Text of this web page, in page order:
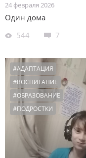
24 февраля 2026
Один дома
544
7
#АДАПТАЦИЯ
#ВОСПИТАНИЕ
#ОБРАЗОВАНИЕ
#ПОДРОСТКИ